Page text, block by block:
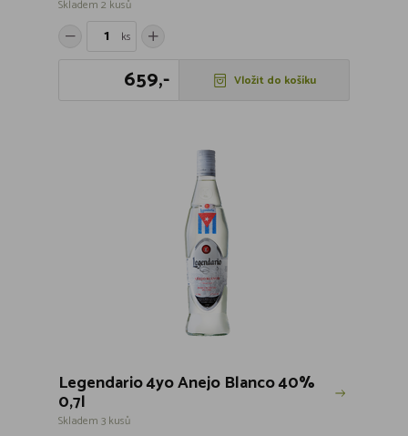
Skladem 2 kusů
ks
659,- Vložit do košíku
Legendario 4yo Anejo Blanco 40%
0,7l
Skladem 3 kusů